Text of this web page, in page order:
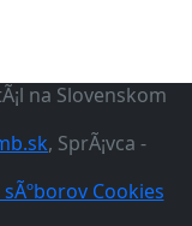
na Slovenskom
, SprÃ¡vca -
Cookies